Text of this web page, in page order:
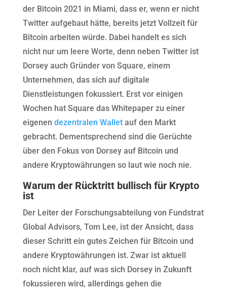
der Bitcoin 2021 in Miami, dass er, wenn er nicht
Twitter aufgebaut hätte, bereits jetzt Vollzeit für
Bitcoin arbeiten würde. Dabei handelt es sich
nicht nur um leere Worte, denn neben Twitter ist
Dorsey auch Gründer von Square, einem
Unternehmen, das sich auf digitale
Dienstleistungen fokussiert. Erst vor einigen
Wochen hat Square das Whitepaper zu einer
eigenen dezentralen Walletauf den Markt
gebracht. Dementsprechend sind die Gerüchte
über den Fokus von Dorsey auf Bitcoin und
andere Kryptowährungen so laut wie noch nie.
Warum der Rücktritt bullisch für Krypto
ist
Der Leiter der Forschungsabteilung von Fundstrat
Global Advisors, Tom Lee, ist der Ansicht, dass
dieser Schritt ein gutes Zeichen für Bitcoin und
andere Kryptowährungen ist. Zwar ist aktuell
noch nicht klar, auf was sich Dorsey in Zukunft
fokussieren wird, allerdings gehen die